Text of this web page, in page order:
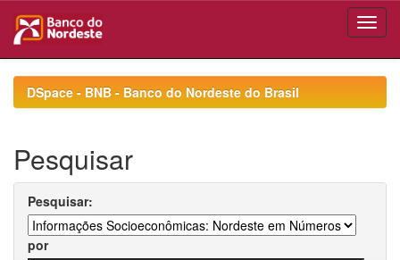
navigationDSpace - BNB - Banco do Nordeste do Brasil
Pesquisar
Pesquisar:
por